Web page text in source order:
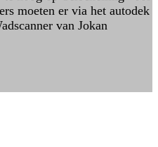
moeten er via het autodek
van Jokan